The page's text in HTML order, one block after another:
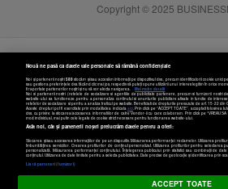
Copyright © 2025
Setări cookies
Nouă ne pasă ca datele tale personale să rămână confidențiale
Noi și partenerii noștri589stocăm și/sau accesăm informații pe dispozitivul dvs., precum identificatorii cookie
sau gestiona preferințele dvs. făcând clic mai jos, respectiv vă puteți opune utilizării unui interes legitim în orice
fi raportate partenerilor noștri și nu vă vor afecta navigarea.
Mai multe detalii
Noi si partenerii nostri (retelele de socializare si agentiile de publicitate partenere, precum si furnizorii nostri
website-ului sa functioneze, pentru a personaliza continutul si anunturile publicitare afisate in functie de
retelelor de socializare si pentru a analiza traficul pe website. Beneficiati de drepturile prevazute de art. 15-22
Aceste drepturi pot fi exercitate prin modalitatea indicataaici. Prin click pe “ACCEPT TOATE”, acceptati folosirea
dvs. cu privire la stocarea/accesarea informatiilor de catre Vendor-ii cu care colaboram. Prin click pe “VREAU SA
mod individual, mai putin cele legate de cookie strict necesare pentru functionarea website-ului.
Atât noi, cât și partenerii noștri prelucrăm datele pentru a oferi:
Stocarea și/sau accesarea informațiilor de pe un dispozitiv. Măsurarea performanței reclamelor. Utilizarea
îmbunătățirea serviciilor. Crearea profilurilor de conținut personalizat. Utilizarea profilurilor pentru selectarea
personalizată. Măsurarea performanței conținutului. Înțelegerea publicului prin statistici sau combinații de
conținutul. Utilizarea de date limitate pentru a selecta publicitatea. Date precise de geolocație și identificarea prin
Listă parteneri (furnizori)
ACCEPT TOATE